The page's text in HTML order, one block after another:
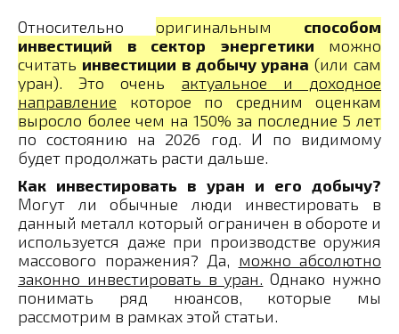
Относительно оригинальным способом
инвестиций в сектор энергетики можно
считать инвестиции в добычу урана (или сам
уран). Это очень актуальное и доходное
направление которое по средним оценкам
выросло более чем на 150% за последние 5 лет
по состоянию на 2026 год. И по видимому
будет продолжать расти дальше.
Как инвестировать в уран и его добычу?
Могут ли обычные люди инвестировать в
данный металл который ограничен в обороте и
используется даже при производстве оружия
массового поражения? Да, можно абсолютно
законно инвестировать в уран. Однако нужно
понимать ряд нюансов, которые мы
рассмотрим в рамках этой статьи.